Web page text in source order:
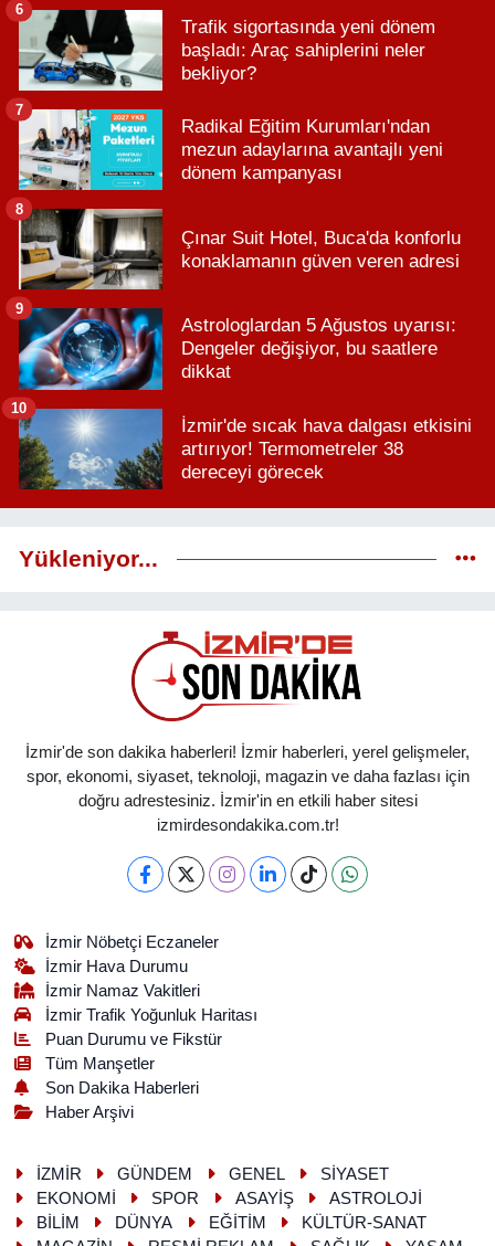
Trafik sigortasında yeni dönem
başladı: Araç sahiplerini neler
bekliyor?
6
Radikal Eğitim Kurumları'ndan
mezun adaylarına avantajlı yeni
dönem kampanyası
7
Çınar Suit Hotel, Buca'da konforlu
konaklamanın güven veren adresi
8
Astrologlardan 5 Ağustos uyarısı:
Dengeler değişiyor, bu saatlere
dikkat
9
İzmir'de sıcak hava dalgası etkisini
artırıyor! Termometreler 38
dereceyi görecek
10
Yükleniyor...
İzmir'de son dakika haberleri! İzmir haberleri, yerel gelişmeler,
spor, ekonomi, siyaset, teknoloji, magazin ve daha fazlası için
doğru adrestesiniz. İzmir'in en etkili haber sitesi
izmirdesondakika.com.tr!
İzmir Nöbetçi Eczaneler
İzmir Hava Durumu
İzmir Namaz Vakitleri
İzmir Trafik Yoğunluk Haritası
Puan Durumu ve Fikstür
Tüm Manşetler
Son Dakika Haberleri
Haber Arşivi
İZMİR GÜNDEM GENEL
SİYASET
EKONOMİ
SPOR ASAYİŞ
ASTROLOJİ
BİLİM
DÜNYA EĞİTİM
KÜLTÜR-SANAT